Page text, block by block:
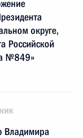
округе,
Российской
№849»
Владимира